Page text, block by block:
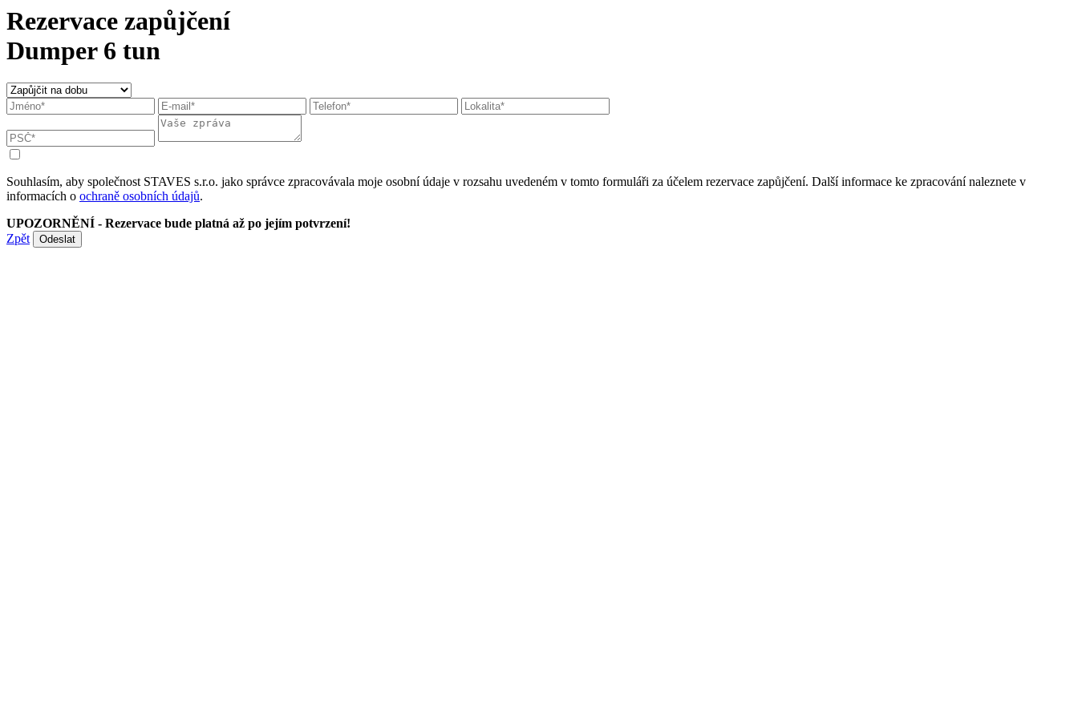
Rezervace zapůjčení
Dumper 6 tun
Souhlasím, aby společnost STAVES s.r.o. jako správce zpracovávala moje osobní údaje v rozsahu uvedeném v tomto formuláři za účelem rezervace zapůjčení. Další informace ke zpracování naleznete v
informacích o ochraně osobních údajů.
UPOZORNĚNÍ - Rezervace bude platná až po jejím potvrzení!
Zpět
Odeslat